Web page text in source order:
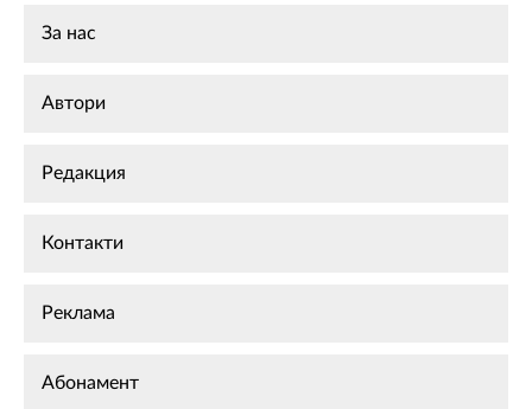
За нас
Автори
Редакция
Контакти
Реклама
Абонамент